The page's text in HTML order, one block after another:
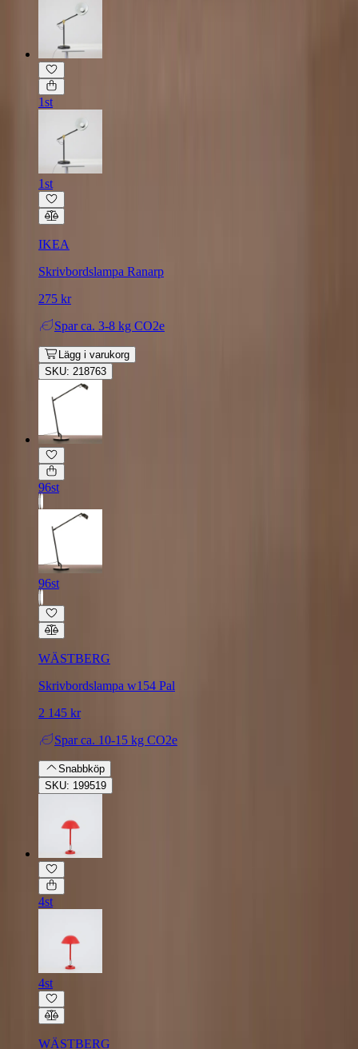
1st
1st
IKEA
Skrivbordslampa Ranarp
275 kr
Spar ca. 3-8 kg CO2e
Lägg i varukorg
SKU: 218763
96st
96st
WÄSTBERG
Skrivbordslampa w154 Pal
2 145 kr
Spar ca. 10-15 kg CO2e
Snabbköp
SKU: 199519
4st
4st
WÄSTBERG